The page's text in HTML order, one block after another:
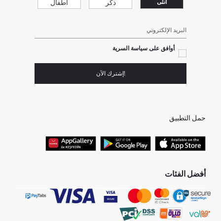
انثى ذكر أطفال
البريد الإلكتروني
أوافق على سياسة السرية
!إشترك الآن
حمل التطبيق
أفضل الفئات
جميع متاجرنا
هدايا عيد الحب
البلوفر النسائية
بلوفر رجالي
برفانات حريمى
جينز رجالي